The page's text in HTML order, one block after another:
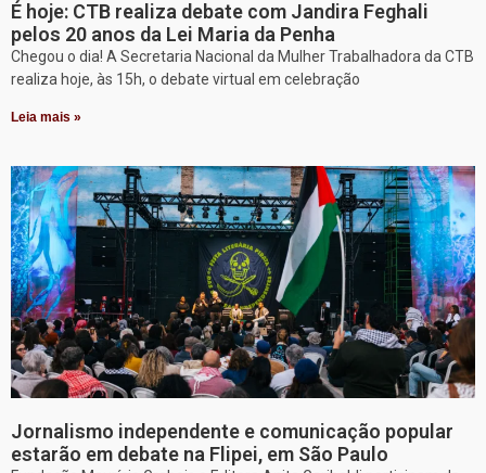
É hoje: CTB realiza debate com Jandira Feghali
pelos 20 anos da Lei Maria da Penha
Chegou o dia! A Secretaria Nacional da Mulher Trabalhadora da CTB
realiza hoje, às 15h, o debate virtual em celebração
Leia mais »
Jornalismo independente e comunicação popular
estarão em debate na Flipei, em São Paulo